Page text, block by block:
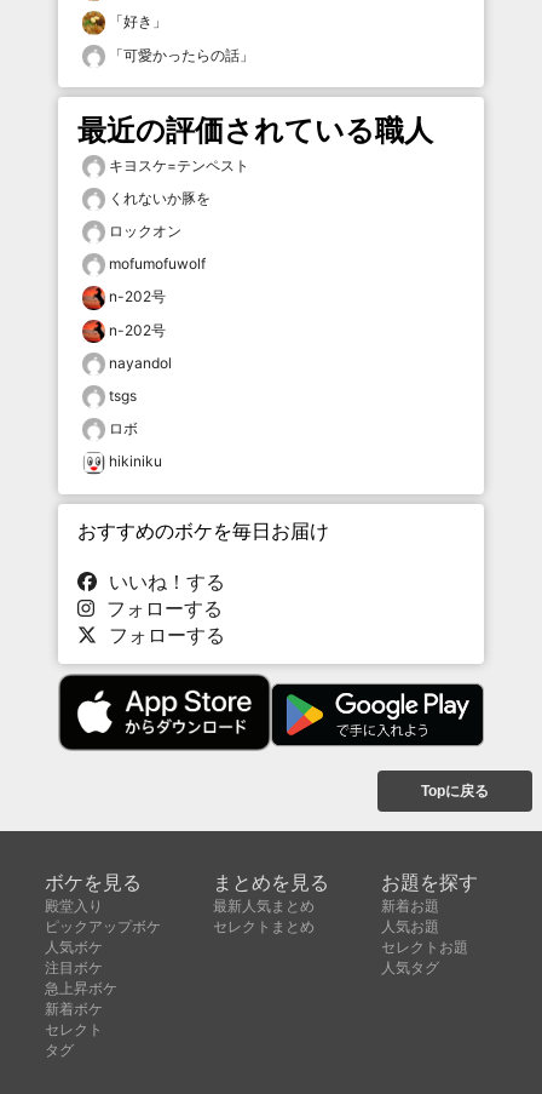
「好き 」
「可愛かったらの話 」
最近の評価されている職人
キヨスケ=テンペスト
くれないか豚を
ロックオン
mofumofuwolf
n-202号
n-202号
nayandol
tsgs
ロボ
hikiniku
おすすめのボケを毎日お届け
いいね！する
フォローする
フォローする
Topに戻る
ボケを見る
殿堂入り
ピックアップボケ
人気ボケ
注目ボケ
急上昇ボケ
新着ボケ
セレクト
タグ
まとめを見る
最新人気まとめ
セレクトまとめ
お題を探す
新着お題
人気お題
セレクトお題
人気タグ